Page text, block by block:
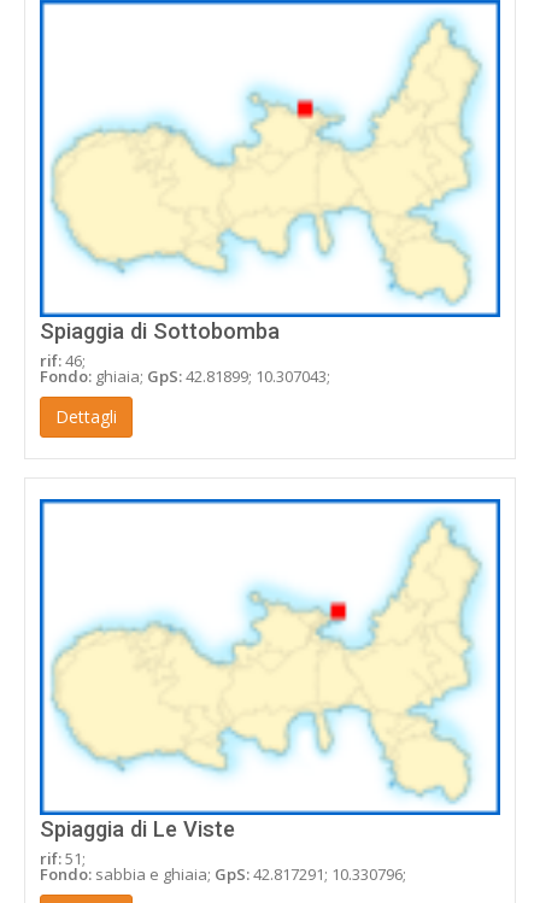
Spiaggia di Sottobomba
rif:46;
Fondo: ghiaia; GpS:42.81899; 10.307043;
Dettagli
Spiaggia di Le Viste
rif:51;
Fondo: sabbia e ghiaia; GpS:42.817291; 10.330796;